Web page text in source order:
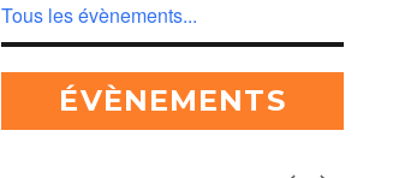
Tous les évènements...
ÉVÈNEMENTS